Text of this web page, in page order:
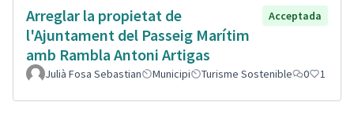
Arreglar la propietat de
l'Ajuntament del Passeig Marítim
amb Rambla Antoni Artigas
Acceptada
Julià Fosa Sebastian Municipi Turisme Sostenible 0 1